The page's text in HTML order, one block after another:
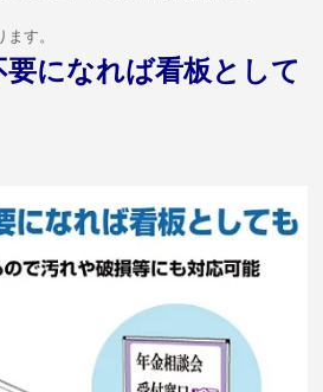
す。
要になれば看板として